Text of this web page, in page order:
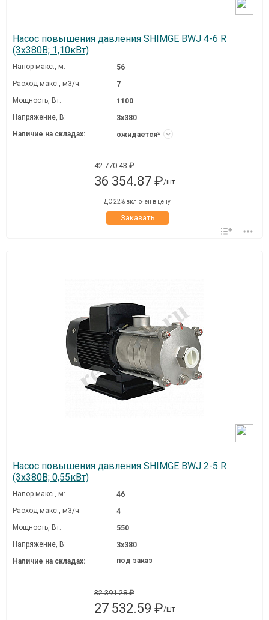
Насос повышения давления SHIMGE BWJ 4-6 R
(3х380В; 1,10кВт)
Напор макс., м:
56
Расход макс., м3/ч:
7
Мощность, Вт:
1100
Напряжение, В:
3х380
Наличие на складах:
ожидается*
42 770.43 ₽
36 354.87 ₽/шт
НДС 22% включен в цену
Заказать
Насос повышения давления SHIMGE BWJ 2-5 R
(3х380В; 0,55кВт)
Напор макс., м:
46
Расход макс., м3/ч:
4
Мощность, Вт:
550
Напряжение, В:
3х380
Наличие на складах:
под заказ
32 391.28 ₽
27 532.59 ₽/шт